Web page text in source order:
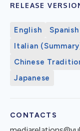
RELEASE
English Spanish
Italian
Chinese
Japanese
CONTACTS